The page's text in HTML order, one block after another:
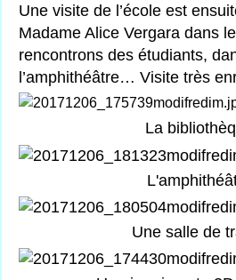
Une visite de l’école est
Madame Alice Vergara dans
rencontrons des étudiants,
l’amphithéâtre… Visite très
La
Une salle de